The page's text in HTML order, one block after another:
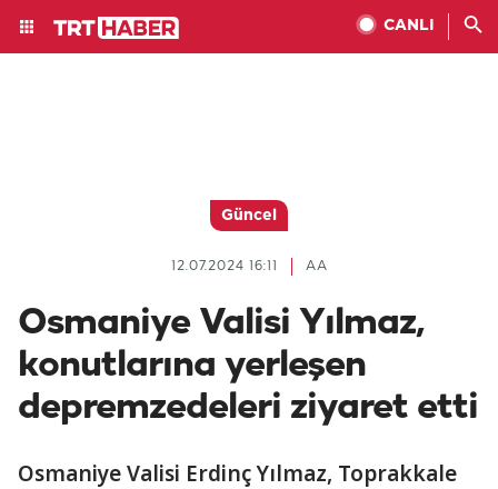
CANLI
Güncel
AA
12.07.2024 16:11
Osmaniye Valisi Yılmaz,
konutlarına yerleşen
depremzedeleri ziyaret etti
Osmaniye Valisi Erdinç Yılmaz, Toprakkale